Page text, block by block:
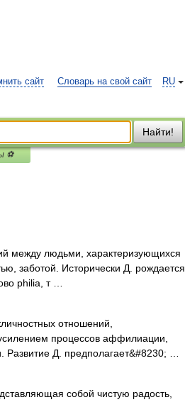
RU
сайт Словарь на свой сайт
Найти!
⚽
между людьми, характеризующихся
заботой. Исторически Д. рождается
philia, т …
отношений,
процессов аффилиации,
Развитие Д. предполагает&#8230; …
собой чистую радость,